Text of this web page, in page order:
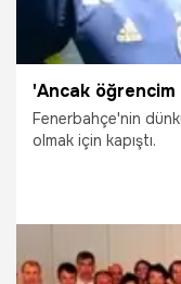
'Ancak
Fenerbahçe'nin
olmak için kapıştı.